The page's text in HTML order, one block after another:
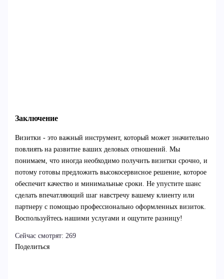
Заключение
Визитки - это важный инструмент, который может значительно
повлиять на развитие ваших деловых отношений. Мы
понимаем, что иногда необходимо получить визитки срочно, и
потому готовы предложить высокосервисное решение, которое
обеспечит качество и минимальные сроки. Не упустите шанс
сделать впечатляющий шаг навстречу вашему клиенту или
партнеру с помощью профессионально оформленных визиток.
Воспользуйтесь нашими услугами и ощутите разницу!
Сейчас смотрят: 269
Поделиться